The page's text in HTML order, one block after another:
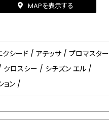
MAPを表示する
クシード / アテッサ / プロマスター
クロスシー / シチズン エル /
ョン /